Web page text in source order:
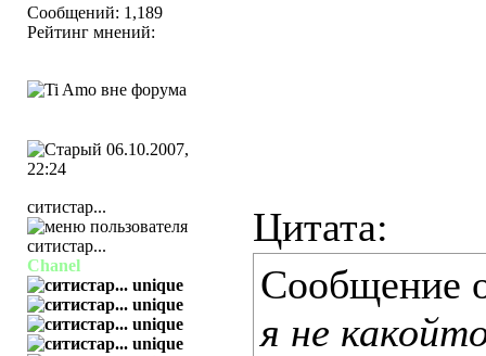
Сообщений: 1,189
Рейтинг мнений:
06.10.2007,
22:24
ситистар...
Chanel
Цитата:
Сообщение
я не